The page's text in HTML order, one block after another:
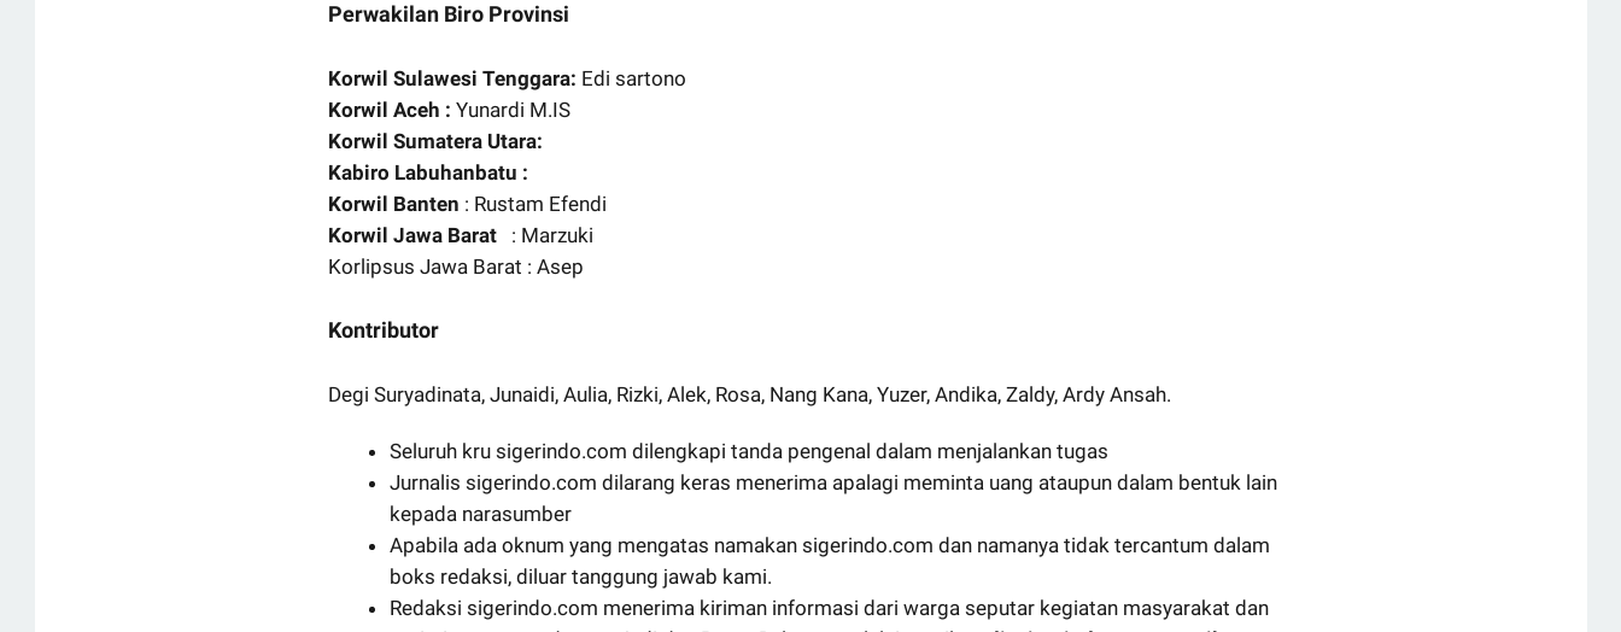
Perwakilan Biro Provinsi
Korwil Sulawesi Tenggara: Edi sartono
Korwil Aceh : Yunardi M.IS
Korwil Sumatera Utara:
Kabiro Labuhanbatu :
Korwil Banten : Rustam Efendi
Korwil Jawa Barat : Marzuki
Korlipsus Jawa Barat : Asep
Kontributor
Degi Suryadinata, Junaidi, Aulia, Rizki, Alek, Rosa, Nang Kana, Yuzer, Andika, Zaldy, Ardy Ansah.
Seluruh kru sigerindo.com dilengkapi tanda pengenal dalam menjalankan tugas
Jurnalis sigerindo.com dilarang keras menerima apalagi meminta uang ataupun dalam bentuk lain
kepada narasumber
Apabila ada oknum yang mengatas namakan sigerindo.com dan namanya tidak tercantum dalam
boks redaksi, diluar tanggung jawab kami.
Redaksi sigerindo.com menerima kiriman informasi dari warga seputar kegiatan masyarakat dan